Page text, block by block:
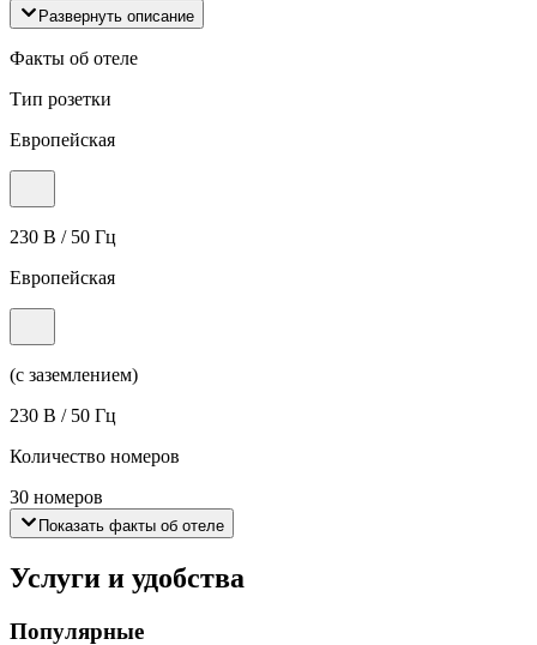
Развернуть описание
Факты об отеле
Тип розетки
Европейская
230 В / 50 Гц
Европейская
(с заземлением)
230 В / 50 Гц
Количество номеров
30 номеров
Показать факты об отеле
Услуги и удобства
Популярные